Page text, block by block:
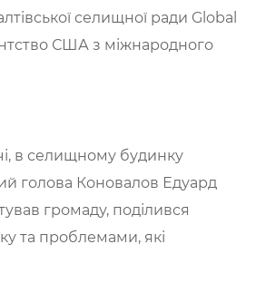
селищної ради Global
США з міжнародного
в селищному будинку
голова Коновалов Едуард
громаду, поділився
та проблемами, які